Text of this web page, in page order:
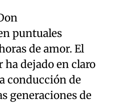
puntuales
de amor. El
dejado en claro
conducción de
generaciones de